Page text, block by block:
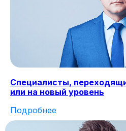
Специалисты,
или на новый уровень
Подробнее